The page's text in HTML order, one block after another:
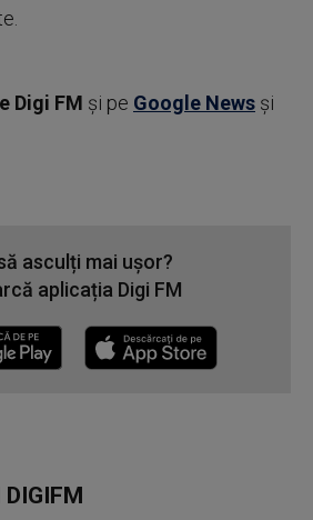
Digi FM şi pe Google News şi
asculți mai ușor?
aplicația Digi FM
DIGIFM